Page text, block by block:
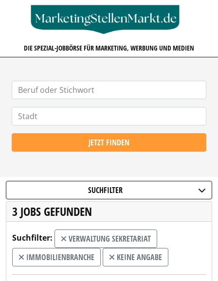
DIE SPEZIAL-JOBBÖRSE FÜR MARKETING, WERBUNG UND MEDIEN
JETZT FINDEN
SUCHFILTER
3 JOBS GEFUNDEN
Suchfilter:
VERWALTUNG SEKRETARIAT
IMMOBILIENBRANCHE
KEINE ANGABE